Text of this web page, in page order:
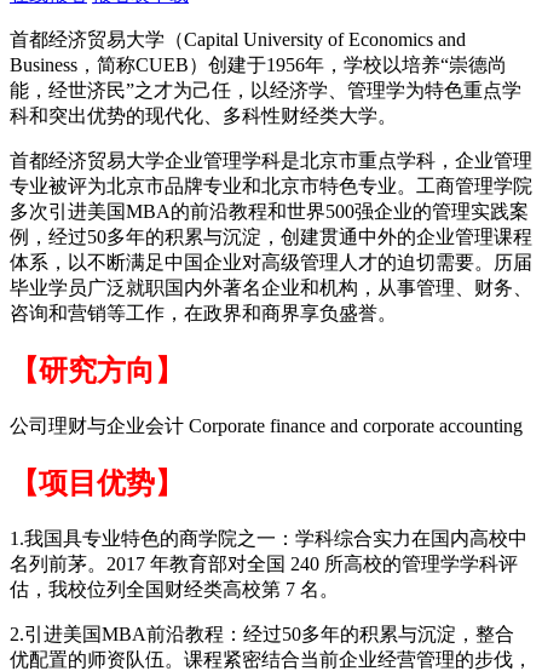
首都经济贸易大学（Capital University of Economics and
Business，简称CUEB）创建于1956年，学校以培养“崇德尚
能，经世济民”之才为己任，以经济学、管理学为特色重点学
科和突出优势的现代化、多科性财经类大学。
首都经济贸易大学企业管理学科是北京市重点学科，企业管理
专业被评为北京市品牌专业和北京市特色专业。工商管理学院
多次引进美国MBA的前沿教程和世界500强企业的管理实践案
例，经过50多年的积累与沉淀，创建贯通中外的企业管理课程
体系，以不断满足中国企业对高级管理人才的迫切需要。历届
毕业学员广泛就职国内外著名企业和机构，从事管理、财务、
咨询和营销等工作，在政界和商界享负盛誉。
【研究方向】
公司理财与企业会计 Corporate finance and corporate accounting
【项目优势】
1.我国具专业特色的商学院之一：学科综合实力在国内高校中
名列前茅。2017 年教育部对全国 240 所高校的管理学学科评
估，我校位列全国财经类高校第 7 名。
2.引进美国MBA前沿教程：经过50多年的积累与沉淀，整合
优配置的师资队伍。课程紧密结合当前企业经营管理的步伐，